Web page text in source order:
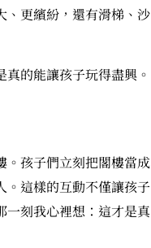
、更繽紛，還有滑梯、沙
的能讓孩子玩得盡興。
。孩子們立刻把閣樓當成
。這樣的互動不僅讓孩子
一刻我心裡想：這才是真